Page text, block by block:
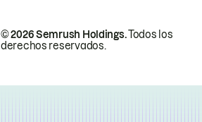
© 2026 Semrush Holdings.Todos los
derechos reservados.